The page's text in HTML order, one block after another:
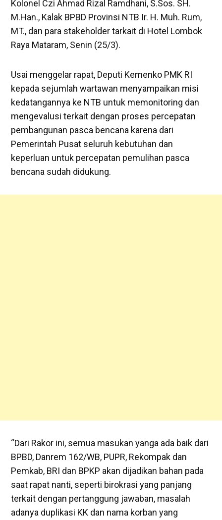
Kolonel Czi Ahmad Rizal Ramdhani, S.Sos. SH.
M.Han., Kalak BPBD Provinsi NTB Ir. H. Muh. Rum,
MT., dan para stakeholder tarkait di Hotel Lombok
Raya Mataram, Senin (25/3).
Usai menggelar rapat, Deputi Kemenko PMK RI
kepada sejumlah wartawan menyampaikan misi
kedatangannya ke NTB untuk memonitoring dan
mengevalusi terkait dengan proses percepatan
pembangunan pasca bencana karena dari
Pemerintah Pusat seluruh kebutuhan dan
keperluan untuk percepatan pemulihan pasca
bencana sudah didukung.
“Dari Rakor ini, semua masukan yanga ada baik dari
BPBD, Danrem 162/WB, PUPR, Rekompak dan
Pemkab, BRI dan BPKP akan dijadikan bahan pada
saat rapat nanti, seperti birokrasi yang panjang
terkait dengan pertanggung jawaban, masalah
adanya duplikasi KK dan nama korban yang